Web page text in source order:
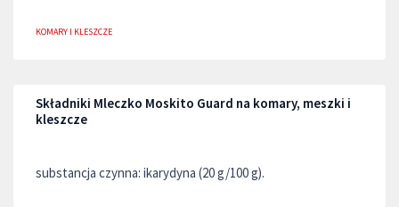
KOMARY I KLESZCZE
Składniki Mleczko Moskito Guard na komary, meszki i
kleszcze
substancja czynna: ikarydyna (20 g/100 g).